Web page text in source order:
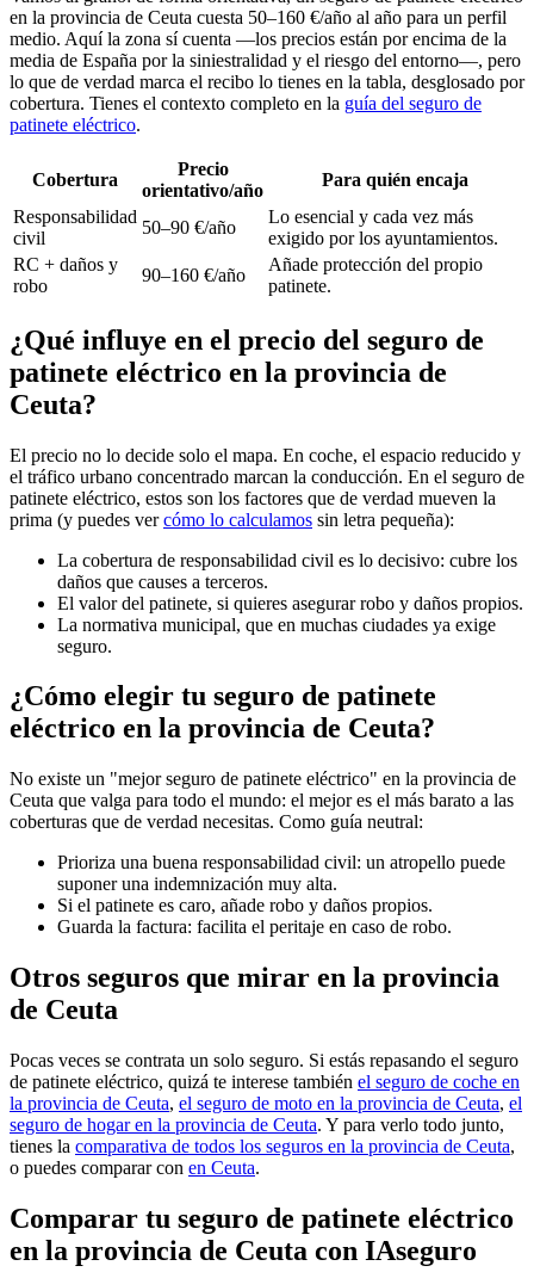
en la provincia de Ceuta cuesta 50–160 €/año al año para un perfil
medio. Aquí la zona sí cuenta —los precios están por encima de la
media de España por la siniestralidad y el riesgo del entorno—, pero
lo que de verdad marca el recibo lo tienes en la tabla, desglosado por
cobertura. Tienes el contexto completo en la guía del seguro de
patinete eléctrico.
Cobertura
Precio
orientativo/año
Para quién encaja
Responsabilidad
civil
50–90 €/año
Lo esencial y cada vez más
exigido por los ayuntamientos.
RC + daños y
robo
90–160 €/año
Añade protección del propio
patinete.
¿Qué influye en el precio del seguro de
patinete eléctrico en la provincia de
Ceuta?
El precio no lo decide solo el mapa. En coche, el espacio reducido y
el tráfico urbano concentrado marcan la conducción. En el seguro de
patinete eléctrico, estos son los factores que de verdad mueven la
prima (y puedes vercómo lo calculamos sin letra pequeña):
La cobertura de responsabilidad civil es lo decisivo: cubre los
daños que causes a terceros.
El valor del patinete, si quieres asegurar robo y daños propios.
La normativa municipal, que en muchas ciudades ya exige
seguro.
¿Cómo elegir tu seguro de patinete
eléctrico en la provincia de Ceuta?
No existe un "mejor seguro de patinete eléctrico" en la provincia de
Ceuta que valga para todo el mundo: el mejor es el más barato a las
coberturas que de verdad necesitas. Como guía neutral:
Prioriza una buena responsabilidad civil: un atropello puede
suponer una indemnización muy alta.
Si el patinete es caro, añade robo y daños propios.
Guarda la factura: facilita el peritaje en caso de robo.
Otros seguros que mirar en la provincia
de Ceuta
Pocas veces se contrata un solo seguro. Si estás repasando el seguro
de patinete eléctrico, quizá te interese también el seguro de coche en
la provincia de Ceuta, el seguro de moto en la provincia de Ceuta, el
seguro de hogar en la provincia de Ceuta. Y para verlo todo junto,
tienes la comparativa de todos los seguros en la provincia de Ceuta,
o puedes comparar con en Ceuta.
Comparar tu seguro de patinete eléctrico
en la provincia de Ceuta con IAseguro